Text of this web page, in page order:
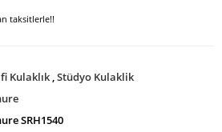
taksitlerle!!
Kulaklık ,Stüdyo Kulaklik
SRH1540